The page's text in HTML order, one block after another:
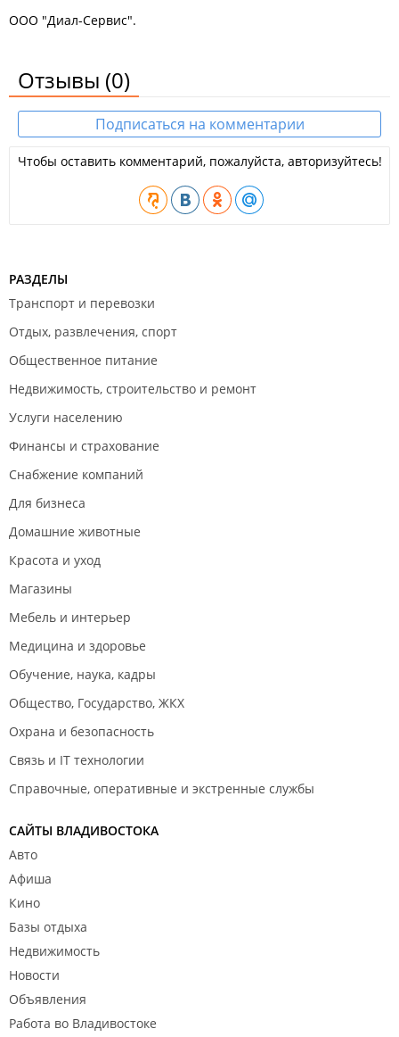
ООО "Диал-Сервис".
Отзывы (0)
Подписаться на комментарии
Чтобы оставить комментарий, пожалуйста, авторизуйтесь!
РАЗДЕЛЫ
Транспорт и перевозки
Отдых, развлечения, спорт
Общественное питание
Недвижимость, строительство и ремонт
Услуги населению
Финансы и страхование
Снабжение компаний
Для бизнеса
Домашние животные
Красота и уход
Магазины
Мебель и интерьер
Медицина и здоровье
Обучение, наука, кадры
Общество, Государство, ЖКХ
Охрана и безопасность
Связь и IT технологии
Справочные, оперативные и экстренные службы
САЙТЫ ВЛАДИВОСТОКА
Авто
Афиша
Кино
Базы отдыха
Недвижимость
Новости
Объявления
Работа во Владивостоке